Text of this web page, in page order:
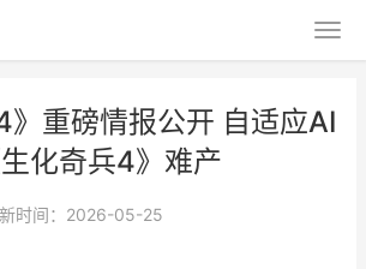
》重磅情报公开 自适应AI
化奇兵4》难产
时间：2026-05-25